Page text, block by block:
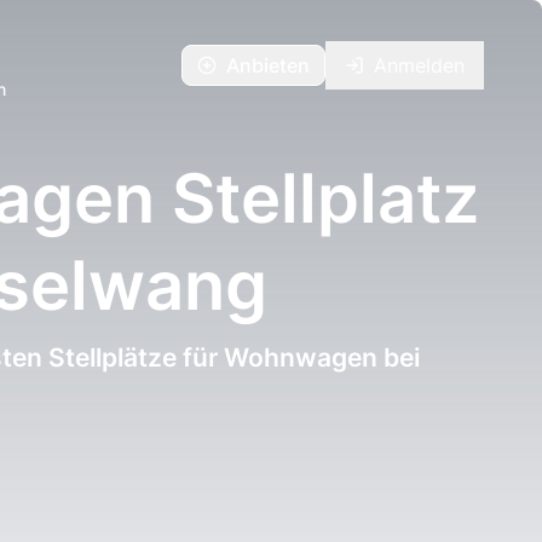
Stellplatz
Stellplätze für Wohnwagen bei